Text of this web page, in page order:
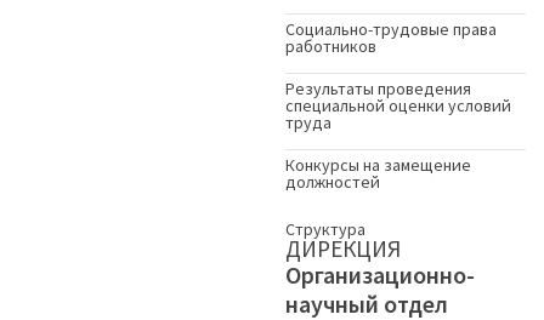
Социально-трудовые права
работников
Результаты проведения
специальной оценки условий
труда
Конкурсы на замещение
должностей
Структура
ДИРЕКЦИЯ
Организационно-
научный отдел